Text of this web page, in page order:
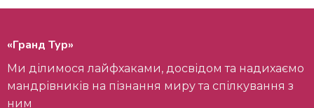
«Гранд Тур»
Ми ділимося лайфхаками, досвідом та надихаємо
мандрівників на пізнання миру та спілкування з
ним